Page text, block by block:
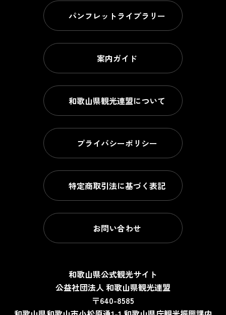
パンフレットライブラリー
案内ガイド
和歌山県観光連盟について
プライバシーポリシー
特定商取引法に基づく表記
お問い合わせ
和歌山県公式観光サイト
公益社団法人 和歌山県観光連盟
〒640-8585